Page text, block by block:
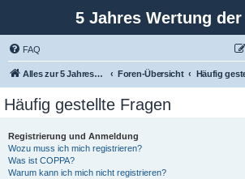
5 Jahres Wertung der
FAQ
Alles zur 5 Jahreswertung / Tabelle der UEFA mit vielen Statistiken. Foren-Übersicht Häufig
Häufig gestellte Fragen
Registrierung und Anmeldung
Wozu muss ich mich registrieren?
Was ist COPPA?
Warum kann ich mich nicht registrieren?